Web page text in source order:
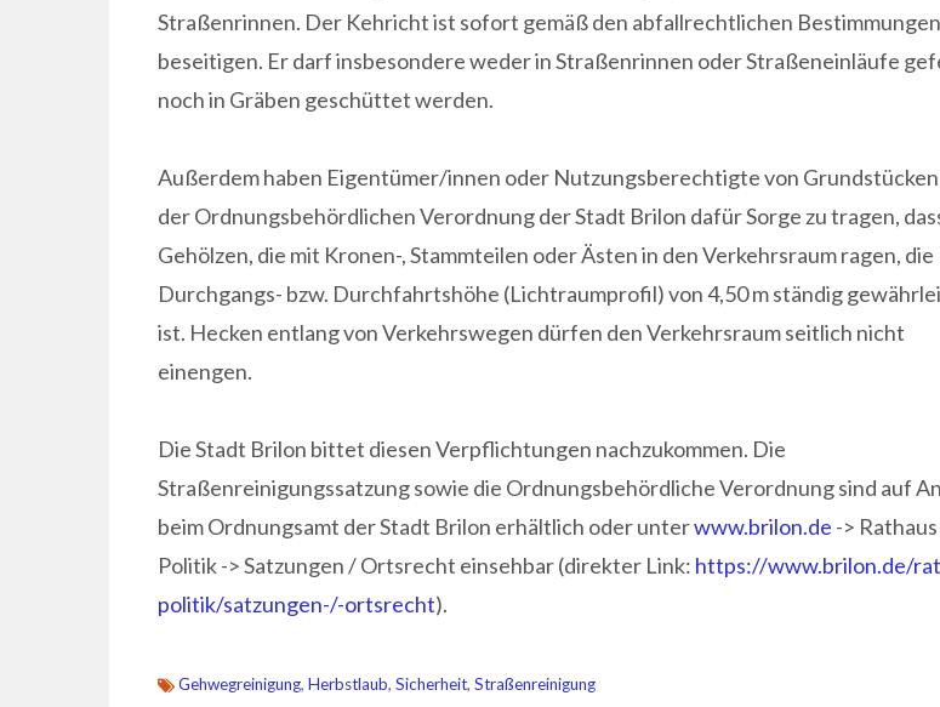
Straßenrinnen. Der Kehricht ist sofort gemäß den abfallrechtlichen
beseitigen. Er darf insbesondere weder in Straßenrinnen oder Straßeneinläufe
noch in Gräben geschüttet werden.
Außerdem haben Eigentümer/innen oder Nutzungsberechtigte von Grundstücken
der Ordnungsbehördlichen Verordnung der Stadt Brilon dafür Sorge zu tragen,
Gehölzen, die mit Kronen-, Stammteilen oder Ästen in den Verkehrsraum ragen, die
Durchgangs- bzw. Durchfahrtshöhe (Lichtraumprofil) von 4,50 m ständig
ist. Hecken entlang von Verkehrswegen dürfen den Verkehrsraum seitlich nicht
einengen.
Die Stadt Brilon bittet diesen Verpflichtungen nachzukommen. Die
Straßenreinigungssatzung sowie die Ordnungsbehördliche Verordnung sind auf
beim Ordnungsamt der Stadt Brilon erhältlich oder unterwww.brilon.de ->
Politik -> Satzungen / Ortsrecht einsehbar(direkter Link: https://www.brilon.de/
politik/satzungen-/-ortsrecht).
Gehwegreinigung, Herbstlaub, Sicherheit, Straßenreinigung